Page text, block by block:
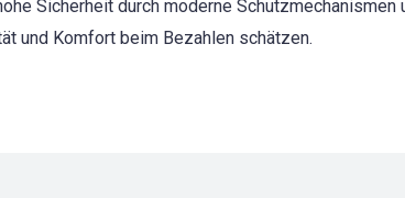
Sicherheit durch moderne
und Komfort beim Bezahlen schätzen.